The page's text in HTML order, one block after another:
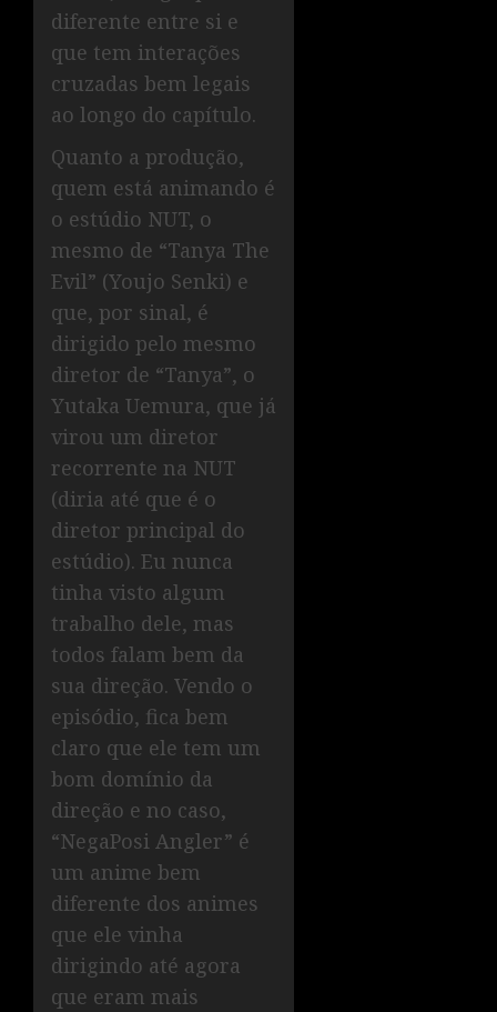
diferente entre si e
que tem interações
cruzadas bem legais
ao longo do capítulo.
Quanto a produção,
quem está animando é
o estúdio NUT, o
mesmo de “Tanya The
Evil” (Youjo Senki) e
que, por sinal, é
dirigido pelo mesmo
diretor de “Tanya”, o
Yutaka Uemura, que já
virou um diretor
recorrente na NUT
(diria até que é o
diretor principal do
estúdio). Eu nunca
tinha visto algum
trabalho dele, mas
todos falam bem da
sua direção. Vendo o
episódio, fica bem
claro que ele tem um
bom domínio da
direção e no caso,
“NegaPosi Angler” é
um anime bem
diferente dos animes
que ele vinha
dirigindo até agora
que eram mais